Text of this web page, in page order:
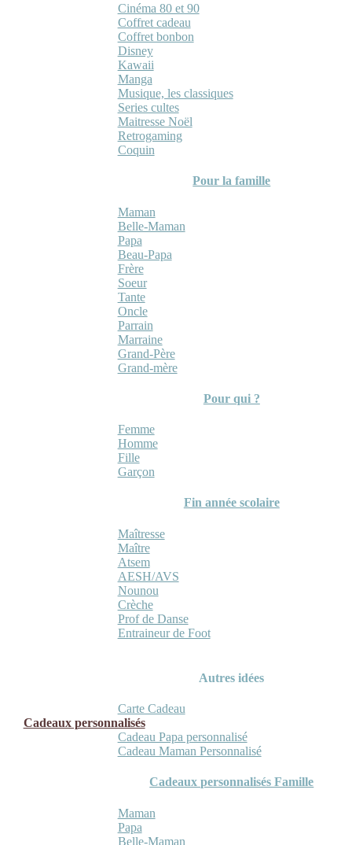
Cinéma 80 et 90
Coffret cadeau
Coffret bonbon
Disney
Kawaii
Manga
Musique, les classiques
Series cultes
Maitresse Noël
Retrogaming
Coquin
Pour la famille
Maman
Belle-Maman
Papa
Beau-Papa
Frère
Soeur
Tante
Oncle
Parrain
Marraine
Grand-Père
Grand-mère
Pour qui ?
Femme
Homme
Fille
Garçon
Fin année scolaire
Maîtresse
Maître
Atsem
AESH/AVS
Nounou
Crèche
Prof de Danse
Entraineur de Foot
Autres idées
Carte Cadeau
Cadeaux personnalisés
Cadeau Papa personnalisé
Cadeau Maman Personnalisé
Cadeaux personnalisés Famille
Maman
Papa
Belle-Maman